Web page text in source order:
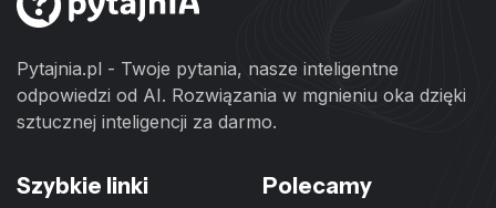
Pytajnia.pl - Twoje pytania, nasze inteligentne
odpowiedzi od AI. Rozwiązania w mgnieniu oka dzięki
sztucznej inteligencji za darmo.
Szybkie linki Polecamy